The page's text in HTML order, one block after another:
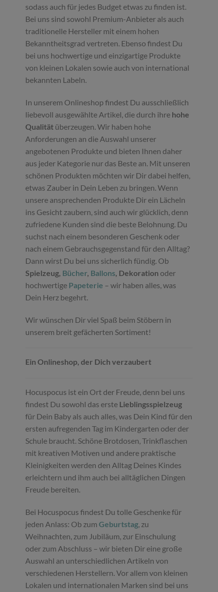
sodass auch für jedes Budget etwas zu finden ist.
Bei uns sind sowohl Premium-Anbieter als auch
traditionelle Hersteller mit einem hohen
Bekanntheitsgrad vertreten. Ebenso findest Du
bei uns hochwertige und einzigartige Produkte
von kleinen Lokalen sowie auch von international
bekannten Labeln.
In unserem Onlineshop findest Du ausschließlich
liebevoll ausgewählte Artikel, die durch ihre hohe
Qualität überzeugen. Wir haben hohe
Anforderungen an die Auswahl unserer
angebotenen Produkte und bieten Ihnen daher
aus jeder Kategorie nur das Beste an. Mit unseren
schönen Produkten möchten wir Dir dabei helfen,
etwas Zauber in Dein Leben zu bringen. Wenn
unsere ansprechenden Produkte Dir ein Lächeln
ins Gesicht zaubern, sind auch wir glücklich, denn
zufriedene Kunden sind die beste Belohnung. Du
suchst nach einem besonderen Geschenk oder
nach einem Gebrauchsgegenstand für den Alltag?
Dann wirst Du bei uns sicherlich fündig. Ob
Spielzeug, Bücher, Ballons, Dekoration oder
hochwertige Papeterie – wir haben alles, was
Dein Herz begehrt.
Wir wünschen Dir viel Spaß beim Stöbern in
unserem breit gefächerten Sortiment!
Ein Onlineshop, der Dich verzaubert
Hocuspocus ist ein Ort der Freude, denn bei uns
findest Du sowohl das erste Lieblingsspielzeug
für Dein Baby als auch alles, was Dein Kind für den
ersten aufregenden Tag im Kindergarten oder der
Schule braucht. Schöne Brotdosen, Trinkflaschen
mit kreativen Motiven und andere praktische
Kleinigkeiten werden den Alltag Deines Kindes
erleichtern und ihm auch bei alltäglichen Dingen
Freude bereiten.
Bei Hocuspocus findest Du tolle Geschenke für
jeden Anlass: Ob zumGeburtstag, zu
Weihnachten, zum Jubiläum, zur Einschulung
oder zum Abschluss – wir bieten Dir eine große
Auswahl an unterschiedlichen Artikeln von
verschiedenen Herstellern. Vor allem von kleinen
Lokalen und internationalen Marken sind bei uns